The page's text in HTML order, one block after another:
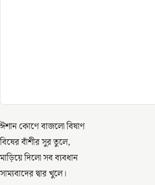
ঈশান কোণে বাজলো বিষাণ
বিষের বাঁশীর সুর তুলে,
মাড়িয়ে দিলো সব ব্যবধান
সাম্যবাদের দ্বার খুলে।